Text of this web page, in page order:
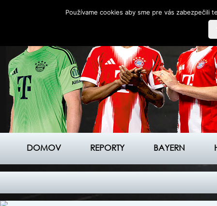
DOMOV REPORTY BAYERN
Používame cookies aby sme pre vás zabezpečili